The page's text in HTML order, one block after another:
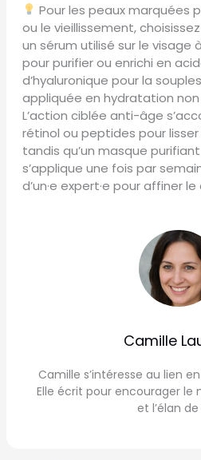
Pour les peaux marquées
ou le vieillissement,
un sérum utilisé sur le visage
pour purifier ou enrichi en
d’hyaluronique pour la
appliquée en hydratation
L’action ciblée anti-âge
rétinol ou peptides pour
tandis qu’un masque
s’applique une fois par
d’un·e expert·e pour affiner le
Camille
Camille s’intéresse au lien
Elle écrit pour encourager
et l’élan de